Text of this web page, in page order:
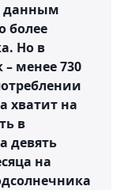
данным
более
Но в
менее 730
хватит на
в
девять
на